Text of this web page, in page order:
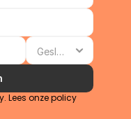
Lees onze policy